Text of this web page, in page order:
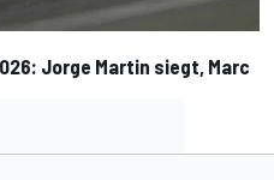
Jorge Martin siegt, Marc